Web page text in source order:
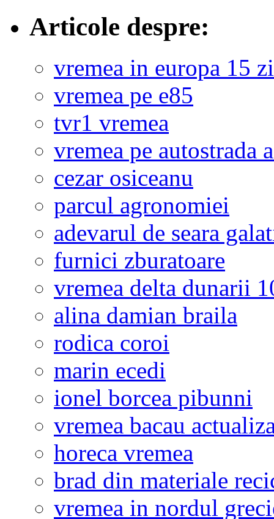
Articole despre:
vremea in europa 15
vremea pe e85
tvr1 vremea
vremea pe autostrada
cezar osiceanu
parcul agronomiei
adevarul de seara
furnici zburatoare
vremea delta dunarii
alina damian braila
rodica coroi
marin ecedi
ionel borcea pibunni
vremea bacau
horeca vremea
brad din materiale
vremea in nordul